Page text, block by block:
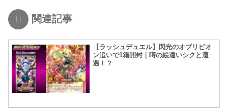
関連記事
【ラッシュデュエル】閃光のオブリビオ
ン追いで1箱開封｜噂の絵違いシクと遭
遇！？